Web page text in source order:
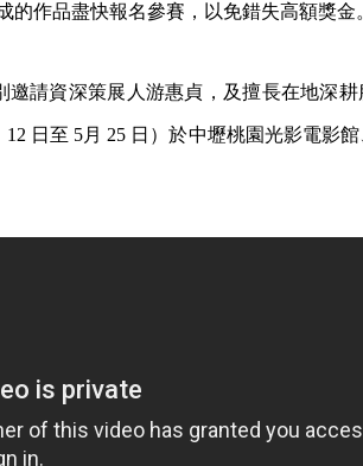
的作品盡快報名參賽，以免錯失高額獎金
請資深策展人游惠貞，及擅長在地深
日至 5月 25 日）於中壢桃園光影電影